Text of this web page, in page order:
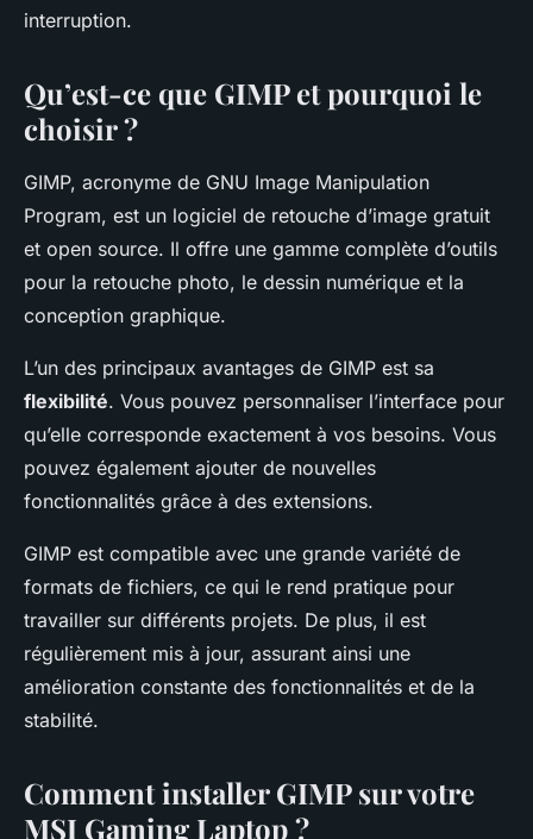
interruption.
Qu’est-ce que GIMP et pourquoi le
choisir ?
GIMP, acronyme de GNU Image Manipulation
Program, est un logiciel de retouche d’image gratuit
et open source. Il offre une gamme complète d’outils
pour la retouche photo, le dessin numérique et la
conception graphique.
L’un des principaux avantages de GIMP est sa
flexibilité. Vous pouvez personnaliser l’interface pour
qu’elle corresponde exactement à vos besoins. Vous
pouvez également ajouter de nouvelles
fonctionnalités grâce à des extensions.
GIMP est compatible avec une grande variété de
formats de fichiers, ce qui le rend pratique pour
travailler sur différents projets. De plus, il est
régulièrement mis à jour, assurant ainsi une
amélioration constante des fonctionnalités et de la
stabilité.
Comment installer GIMP sur votre
MSI Gaming Laptop ?